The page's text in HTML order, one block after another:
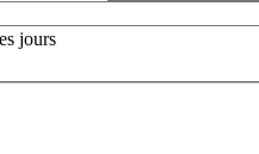
jours